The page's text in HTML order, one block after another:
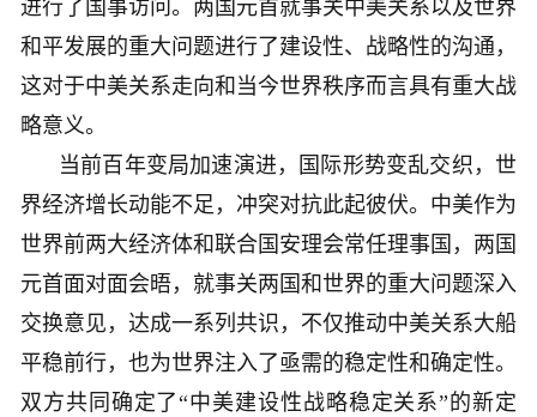
进行了国事访问。两国元首就事关中美关系以及世界
和平发展的重大问题进行了建设性、战略性的沟通，
这对于中美关系走向和当今世界秩序而言具有重大战
略意义。
当前百年变局加速演进，国际形势变乱交织，世
界经济增长动能不足，冲突对抗此起彼伏。中美作为
世界前两大经济体和联合国安理会常任理事国，两国
元首面对面会晤，就事关两国和世界的重大问题深入
交换意见，达成一系列共识，不仅推动中美关系大船
平稳前行，也为世界注入了亟需的稳定性和确定性。
双方共同确定了“中美建设性战略稳定关系”的新定